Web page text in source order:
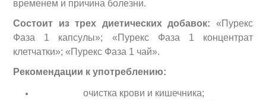
временем и причина болезни.
Состоит из трех диетических добавок: «Пурекс
Фаза 1 капсулы»; «Пурекс Фаза 1 концентрат
клетчатки»; «Пурекс Фаза 1 чай».
Рекомендации к употреблению:
очистка крови и кишечника;